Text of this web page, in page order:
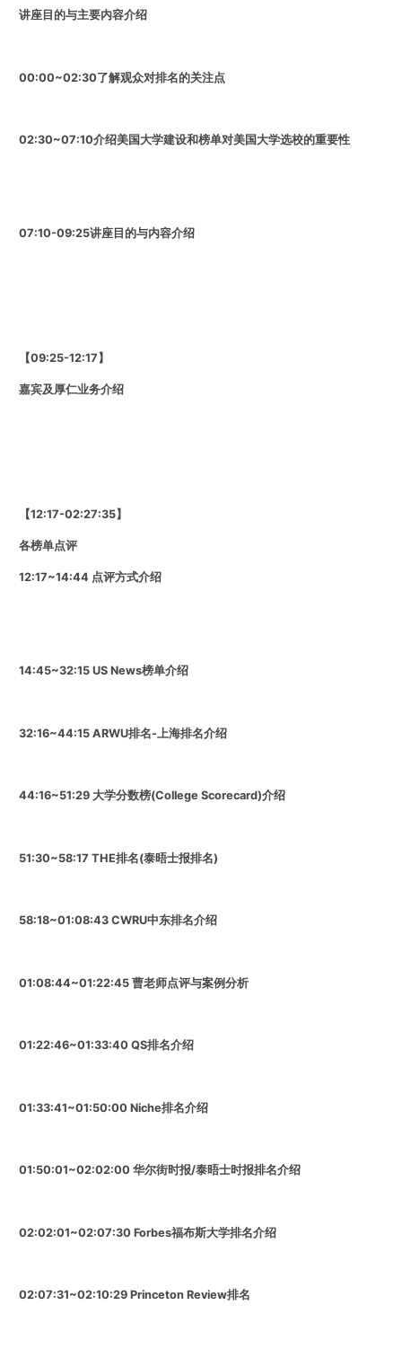
讲座目的与主要内容介绍
00:00~02:30了解观众对排名的关注点
02:30~07:10介绍美国大学建设和榜单对美国大学选校的重要性
07:10-09:25讲座目的与内容介绍
【09:25-12:17】
嘉宾及厚仁业务介绍
【12:17-02:27:35】
各榜单点评
12:17~14:44 点评方式介绍
14:45~32:15 US News榜单介绍
32:16~44:15 ARWU排名-上海排名介绍
44:16~51:29 大学分数榜(College Scorecard)介绍
51:30~58:17 THE排名(泰晤士报排名)
58:18~01:08:43 CWRU中东排名介绍
01:08:44~01:22:45 曹老师点评与案例分析
01:22:46~01:33:40 QS排名介绍
01:33:41~01:50:00 Niche排名介绍
01:50:01~02:02:00 华尔街时报/泰晤士时报排名介绍
02:02:01~02:07:30 Forbes福布斯大学排名介绍
02:07:31~02:10:29 Princeton Review排名